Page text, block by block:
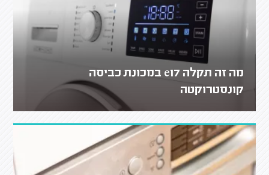
מה זה תקלה e17 במכונת כביסה
קונסטרוקטה